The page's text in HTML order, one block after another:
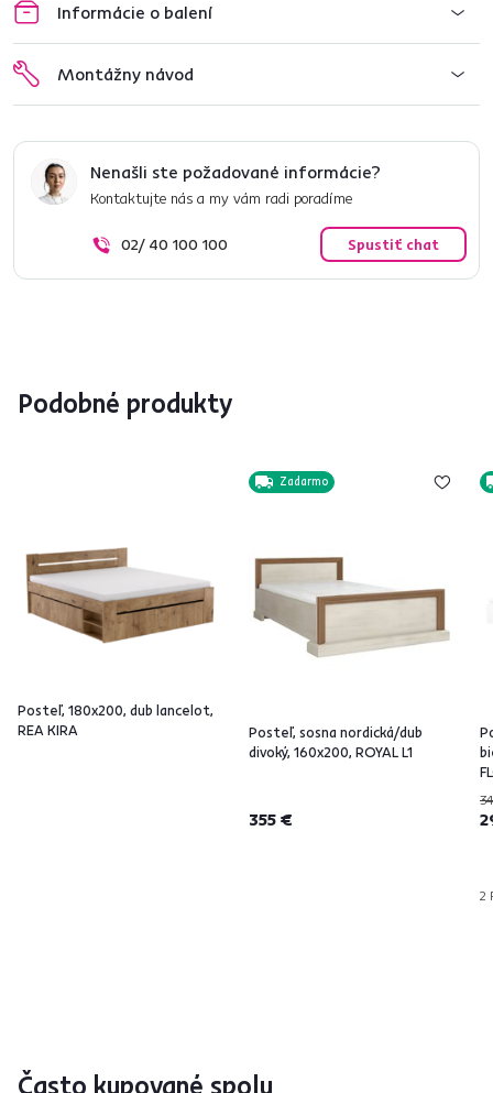
Informácie o balení
Montážny návod
Nenašli ste požadované informácie?
Kontaktujte nás a my vám radi poradíme
02/ 40 100 100 Spustiť chat
Podobné produkty
Posteľ, 180x200, dub lancelot,
REA KIRA
Zadarmo
Posteľ, sosna nordická/dub
divoký, 160x200, ROYAL L1
355 €
2
Často kupované spolu